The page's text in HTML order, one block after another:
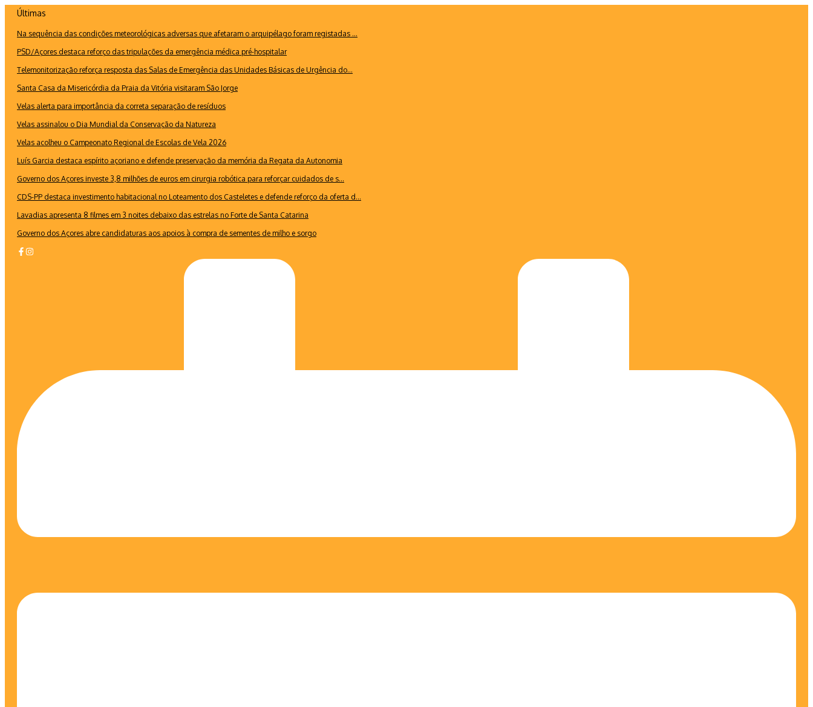
conteúdo
Últimas
Na sequência das condições meteorológicas adversas que afetaram o arquipélago foram registadas ...
PSD/Açores destaca reforço das tripulações da emergência médica pré-hospitalar
Telemonitorização reforça resposta das Salas de Emergência das Unidades Básicas de Urgência do...
Santa Casa da Misericórdia da Praia da Vitória visitaram São Jorge
Velas alerta para importância da correta separação de resíduos
Velas assinalou o Dia Mundial da Conservação da Natureza
Velas acolheu o Campeonato Regional de Escolas de Vela 2026
Luís Garcia destaca espírito açoriano e defende preservação da memória da Regata da Autonomia
Governo dos Açores investe 3,8 milhões de euros em cirurgia robótica para reforçar cuidados de s...
CDS-PP destaca investimento habitacional no Loteamento dos Casteletes e defende reforço da oferta d...
Lavadias apresenta 8 filmes em 3 noites debaixo das estrelas no Forte de Santa Catarina
Governo dos Açores abre candidaturas aos apoios à compra de sementes de milho e sorgo